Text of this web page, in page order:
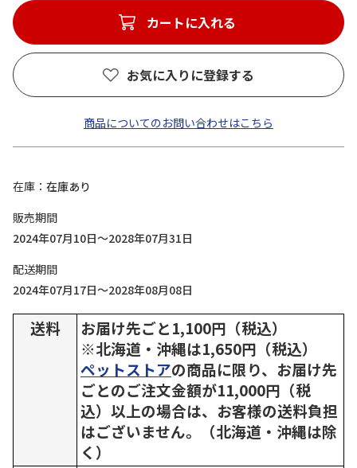
カートに入れる
お気に入りに登録する
商品についてのお問い合わせはこちら
在庫
在庫あり
販売期間
2024年07月10日～2028年07月31日
配送期間
2024年07月17日～2028年08月08日
送料
お届け先ごと1,100円（税込）
※北海道・沖縄は1,650円（税込）
ペットストアの商品に限り、お届け先
ごとのご注文金額が11,000円（税
込）以上の場合は、お客様の送料負担
はございません。（北海道・沖縄は除
く）